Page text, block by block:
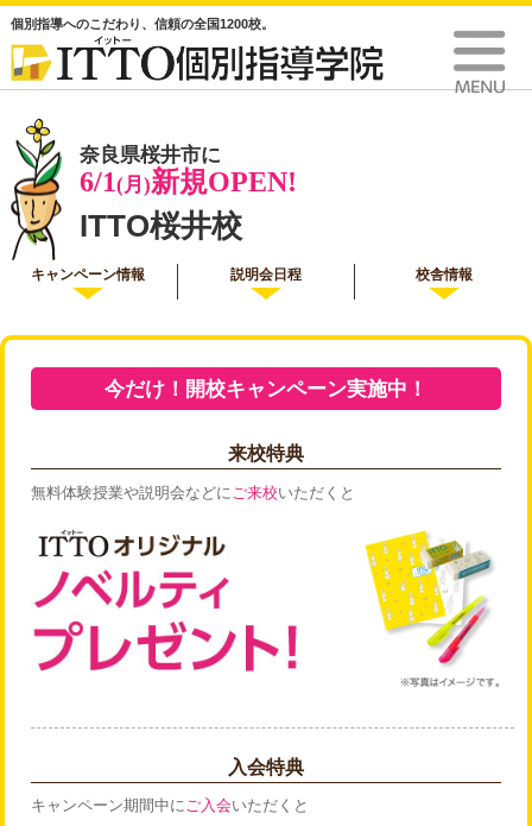
個別指導へのこだわり、信頼の全国1200校。
奈良県桜井市に
6/1(月)新規OPEN!
ITTO桜井校
キャンペーン情報 説明会日程 校舎情報
今だけ！開校キャンペーン実施中！
来校特典
無料体験授業や説明会などに ご来校いただくと
入会特典
キャンペーン期間中にご入会いただくと